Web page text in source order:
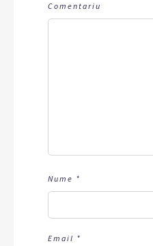
Comentariu
Nume *
Email *